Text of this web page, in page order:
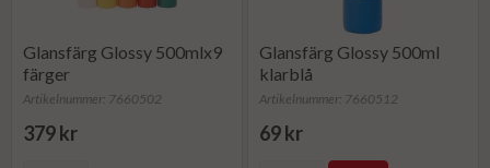
Glansfärg Glossy 500mlx9
färger
Artikelnummer: 7660502
379 kr
Glansfärg Glossy 500ml
klarblå
Artikelnummer: 7660512
69 kr